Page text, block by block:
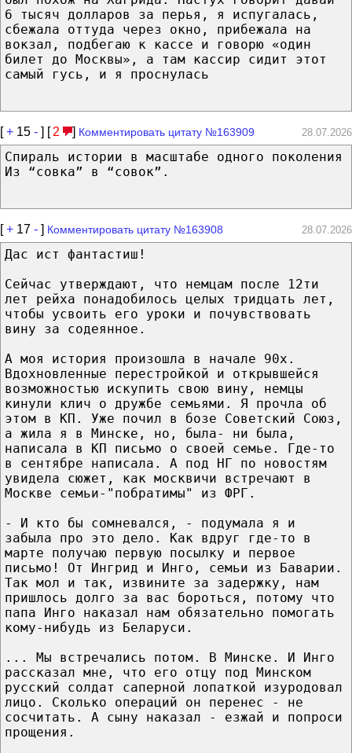
6 тысяч долларов за перья, я испугалась,
сбежала оттуда через окно, прибежала на
вокзал, подбегаю к кассе и говорю «один
билет до Москвы», а там кассир сидит этот
самый гусь, и я проснулась
[+ 15 - ] [ 2 ] Комментировать цитату №163909 28.07.2026
Спираль истории в масштабе одного поколения
Из “совка” в “совок”.
[+ 17 - ] Комментировать цитату №163908 28.07.2026
Дас ист фантастиш!
Сейчас утверждают, что немцам после 12ти
лет рейха понадобилось целых тридцать лет,
чтобы усвоить его уроки и почувствовать
вину за содеянное.
А моя история произошла в начале 90х.
Вдохновленные перестройкой и открывшейся
возможностью искупить свою вину, немцы
кинули клич о дружбе семьями. Я прочла об
этом в КП. Уже почил в бозе Советский Союз,
а жила я в Минске, но, была- ни была,
написала в КП письмо о своей семье. Где-то
в сентябре написала. А под НГ по новостям
увидела сюжет, как москвичи встречают в
Москве семьи-"побратимы" из ФРГ.
- И кто бы сомневался, - подумала я и
забыла про это дело. Как вдруг где-то в
марте получаю первую посылку и первое
письмо! От Ингрид и Инго, семьи из Баварии.
Так мол и так, извините за задержку, нам
пришлось долго за вас бороться, потому что
папа Инго наказал нам обязательно помогать
кому-нибудь из Беларуси.
... Мы встречались потом. В Минске. И Инго
рассказал мне, что его отцу под Минском
русский солдат саперной лопаткой изуродовал
лицо. Сколько операций он перенес - не
сосчитать. А сыну наказал - езжай и попроси
прощения.